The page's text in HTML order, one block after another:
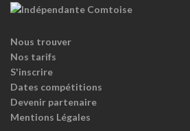
Nous trouver
Nos tarifs
S'inscrire
Dates compétitions
Devenir partenaire
Mentions Légales